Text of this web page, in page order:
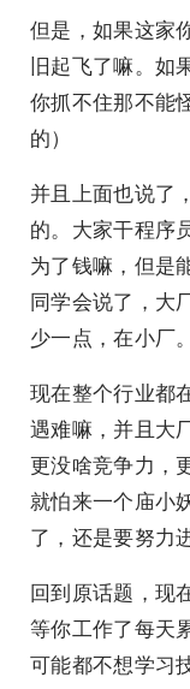
但是，如果这家
旧起飞了嘛。如
你抓不住那不能
的）
并且上面也说了
的。大家干程序
为了钱嘛，但是
同学会说了，大
少一点，在小厂。
现在整个行业都
遇难嘛，并且大
更没啥竞争力，
就怕来一个庙小
了，还是要努力
回到原话题，现
等你工作了每天
可能都不想学习